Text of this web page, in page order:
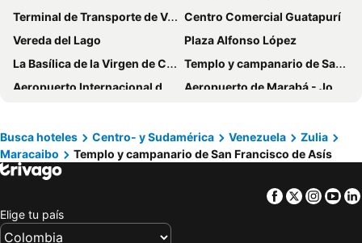
Terminal de Transporte de Valledupar
Centro Comercial Guatapurí
Vereda del Lago
Plaza Alfonso López
La Basílica de la Virgen de Chiquinquirá
Templo y campanario de San Francisco de Asís
Aeropuerto Internacional de La Chinita
Aeropuerto de Marabá - João Correa da Rocha
Plaza de Toros Monumental de Maracaibo
Aeropuerto Alfonso López Pumarejo
Calle Carabobo
Casa de la Cultura de Valledupar
Virgen de la Paz
Santuario de Flora y Fauna los Flamencos
Busca hoteles Centro- y Sudamérica Venezuela
Zulia
Maracaibo
Templo y campanario de San Francisco de Asís
Facebook
Twitter
Elige tu país